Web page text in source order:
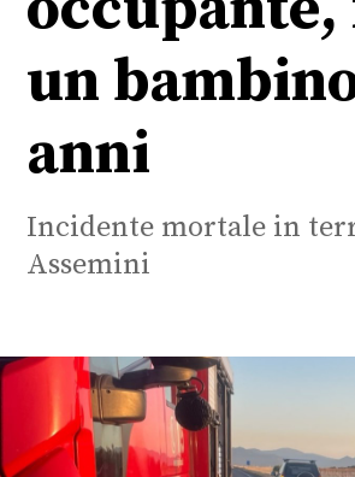
un
anni
Incidente mortale in
Assemini